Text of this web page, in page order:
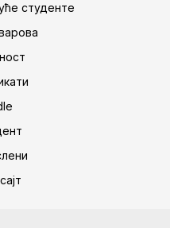
студенте